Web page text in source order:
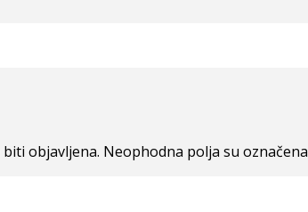
objavljena. Neophodna polja su označena